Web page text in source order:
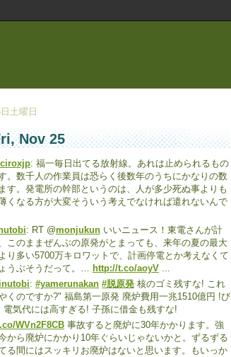
土曜日
Nov 25
: 福一毎日出てる放射線。あれは止められるもの
。数千人の作業員は恐らく後数年のうちにかなりの数
す。発電所の幹部というのは、人が多少死ぬ事よりも
くなる方が大変そういう考えでなければ遣れないんで
: RT @monjukun いいニュース！東電さんが計
このままぜんぶの原発がとまっても、来年の夏の最大
り多い5700万キロワットで、計画停電とか考えなくて
うぶそうだって。… http://t.co/aoyV ...
inutobi: #yamerunakan #脱原発 核のゴミ残すな! これ
くのですか?" 福島第一原発 廃炉費用一兆1510億円 !び
電気代には高すぎる! 子孫に借金も残すな!
WVn2F8CB 事故すると廃炉に30年かかります。強
から廃炉にかかり10年ぐらいじゃないかと。ずるずる
る間にはスッキリお廃炉はないと思います。もいっか